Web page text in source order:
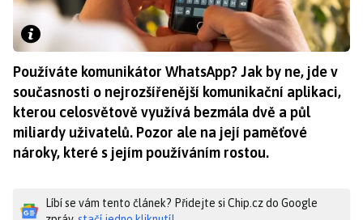
Používáte komunikátor WhatsApp? Jak by ne, jde v
současnosti o nejrozšířenější komunikační aplikaci,
kterou celosvětově využívá bezmála dvě a půl
miliardy uživatelů. Pozor ale na její paměťové
nároky, které s jejím používáním rostou.
Líbí se vám tento článek? Přidejte si Chip.cz do Google